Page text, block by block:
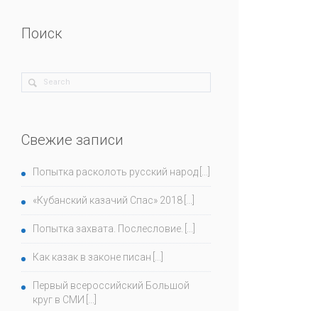
Поиск
Свежие записи
Попытка расколоть русский народ
«Кубанский казачий Спас» 2018
Попытка захвата. Послесловие.
Как казак в законе писан
Первый всероссийский Большой
круг в СМИ